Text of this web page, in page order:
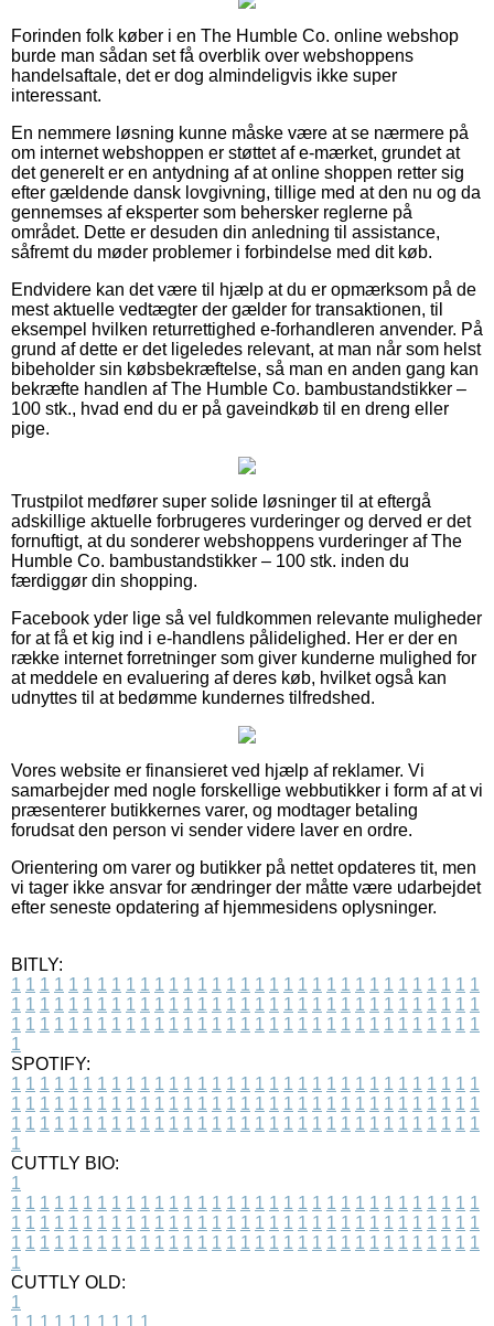
Forinden folk køber i en The Humble Co. online webshop
burde man sådan set få overblik over webshoppens
handelsaftale, det er dog almindeligvis ikke super
interessant.
En nemmere løsning kunne måske være at se nærmere på
om internet webshoppen er støttet af e-mærket, grundet at
det generelt er en antydning af at online shoppen retter sig
efter gældende dansk lovgivning, tillige med at den nu og da
gennemses af eksperter som behersker reglerne på
området. Dette er desuden din anledning til assistance,
såfremt du møder problemer i forbindelse med dit køb.
Endvidere kan det være til hjælp at du er opmærksom på de
mest aktuelle vedtægter der gælder for transaktionen, til
eksempel hvilken returrettighed e-forhandleren anvender. På
grund af dette er det ligeledes relevant, at man når som helst
bibeholder sin købsbekræftelse, så man en anden gang kan
bekræfte handlen af The Humble Co. bambustandstikker –
100 stk., hvad end du er på gaveindkøb til en dreng eller
pige.
Trustpilot medfører super solide løsninger til at eftergå
adskillige aktuelle forbrugeres vurderinger og derved er det
fornuftigt, at du sonderer webshoppens vurderinger af The
Humble Co. bambustandstikker – 100 stk. inden du
færdiggør din shopping.
Facebook yder lige så vel fuldkommen relevante muligheder
for at få et kig ind i e-handlens pålidelighed. Her er der en
række internet forretninger som giver kunderne mulighed for
at meddele en evaluering af deres køb, hvilket også kan
udnyttes til at bedømme kundernes tilfredshed.
Vores website er finansieret ved hjælp af reklamer. Vi
samarbejder med nogle forskellige webbutikker i form af at vi
præsenterer butikkernes varer, og modtager betaling
forudsat den person vi sender videre laver en ordre.
Orientering om varer og butikker på nettet opdateres tit, men
vi tager ikke ansvar for ændringer der måtte være udarbejdet
efter seneste opdatering af hjemmesidens oplysninger.
BITLY:
1 1 1 1 1 1 1 1 1 1 1 1 1 1 1 1 1 1 1 1 1 1 1 1 1 1 1 1 1 1 1 1 1
1 1 1 1 1 1 1 1 1 1 1 1 1 1 1 1 1 1 1 1 1 1 1 1 1 1 1 1 1 1 1 1 1
1 1 1 1 1 1 1 1 1 1 1 1 1 1 1 1 1 1 1 1 1 1 1 1 1 1 1 1 1 1 1 1 1
1
SPOTIFY:
1 1 1 1 1 1 1 1 1 1 1 1 1 1 1 1 1 1 1 1 1 1 1 1 1 1 1 1 1 1 1 1 1
1 1 1 1 1 1 1 1 1 1 1 1 1 1 1 1 1 1 1 1 1 1 1 1 1 1 1 1 1 1 1 1 1
1 1 1 1 1 1 1 1 1 1 1 1 1 1 1 1 1 1 1 1 1 1 1 1 1 1 1 1 1 1 1 1 1
1
CUTTLY BIO:
1
1 1 1 1 1 1 1 1 1 1 1 1 1 1 1 1 1 1 1 1 1 1 1 1 1 1 1 1 1 1 1 1 1
1 1 1 1 1 1 1 1 1 1 1 1 1 1 1 1 1 1 1 1 1 1 1 1 1 1 1 1 1 1 1 1 1
1 1 1 1 1 1 1 1 1 1 1 1 1 1 1 1 1 1 1 1 1 1 1 1 1 1 1 1 1 1 1 1 1
1
CUTTLY OLD:
1
1 1 1 1 1 1 1 1 1 1